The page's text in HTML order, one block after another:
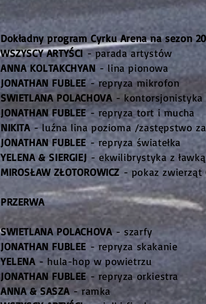
Dokładny program Cyrku Arena na sezon
WSZYSCY ARTYŚCI- parada artystów
ANNA KOLTAKCHYAN - lina pionowa
JONATHAN FUBLEE- repryza mikrofon
SWIETLANA POLACHOVA- kontorsjonistyka
JONATHAN FUBLEE- repryza tort i mucha
NIKITA- luźna lina pozioma /zastępstwo
JONATHAN FUBLEE - repryza światełka
YELENA & SIERGIEJ - ekwilibrystyka z ławką
MIROSŁAW ZŁOTOROWICZ- pokaz zwierząt
PRZERWA
SWIETLANA POLACHOVA- szarfy
JONATHAN FUBLEE - repryza skakanie
YELENA- hula-hop w powietrzu
JONATHAN FUBLEE- repryza orkiestra
ANNA & SASZA- ramka